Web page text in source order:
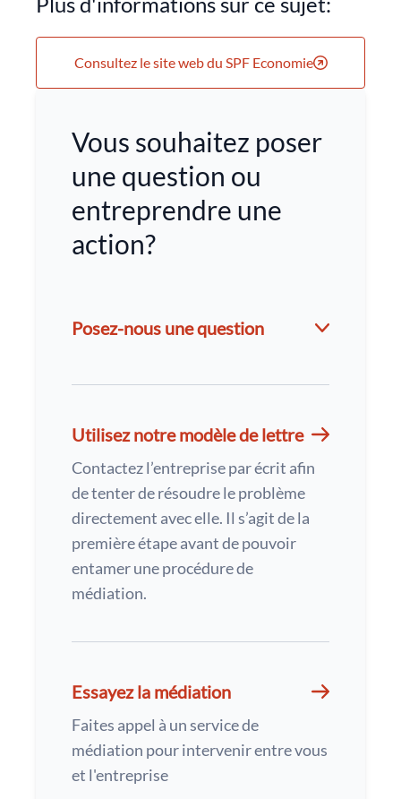
Consultez le site web du SPF Economie
Vous souhaitez poser
une question ou
entreprendre une
action?
Posez-nous une question
Utilisez notre modèle de lettre
Contactez l’entreprise par écrit afin
de tenter de résoudre le problème
directement avec elle. Il s’agit de la
première étape avant de pouvoir
entamer une procédure de
médiation.
Essayez la médiation
Faites appel à un service de
médiation pour intervenir entre vous
et l'entreprise